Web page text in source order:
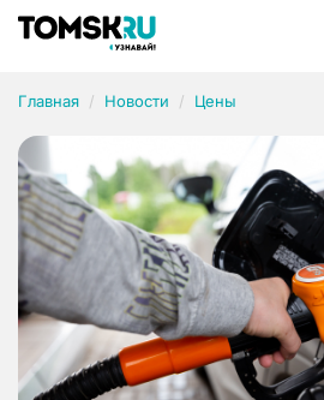
Главная Новости Цены